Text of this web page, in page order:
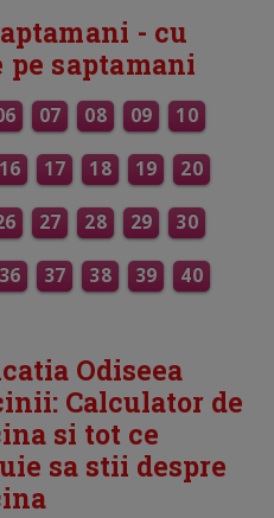
- cu
saptamani
07 08 09 10
16 17 18 19 20
27 28 29 30
36 37 38 39 40
Odiseea
Calculator de
si tot ce
sa stii despre